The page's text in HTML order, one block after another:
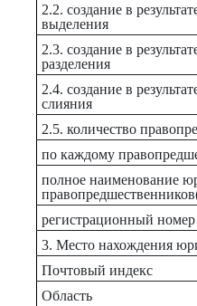
2.2. создание в
выделения
2.3. создание в
разделения
2.4. создание в
слияния
2.5. количество
по каждому
полное наименование
регистрационный номер
3. Место нахождения
Почтовый индекс
Область